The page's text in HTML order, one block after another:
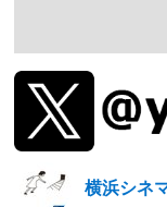
横浜シネ